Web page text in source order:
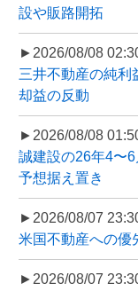
設や販路開拓
►2026/08/08
三井不動産の純利
却益の反動
►2026/08/08
誠建設の26年4〜
予想据え置き
►2026/08/07
米国不動産への優
►2026/08/07